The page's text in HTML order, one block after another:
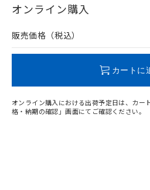
在庫等で未対応品が混在する可能
問い合わせください。
オンライン購入
販売価格（税込）
カートに
オンライン購入における出荷予定日は、カー
格・納期の確認」画面にてご確認ください。